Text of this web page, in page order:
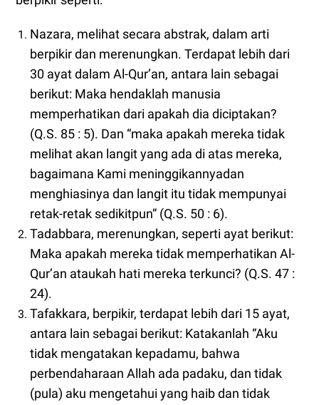
Nazara, melihat secara abstrak, dalam arti
berpikir dan merenungkan. Terdapat lebih dari
30 ayat dalam Al-Qur’an, antara lain sebagai
berikut: Maka hendaklah manusia
memperhatikan dari apakah dia diciptakan?
(Q.S. 85 : 5). Dan “maka apakah mereka tidak
melihat akan langit yang ada di atas mereka,
bagaimana Kami meninggikannyadan
menghiasinya dan langit itu tidak mempunyai
retak-retak sedikitpun” (Q.S. 50 : 6).
Tadabbara, merenungkan, seperti ayat berikut:
Maka apakah mereka tidak memperhatikan Al-
Qur’an ataukah hati mereka terkunci? (Q.S. 47 :
24).
Tafakkara, berpikir, terdapat lebih dari 15 ayat,
antara lain sebagai berikut: Katakanlah “Aku
tidak mengatakan kepadamu, bahwa
perbendaharaan Allah ada padaku, dan tidak
(pula) aku mengetahui yang haib dan tidak